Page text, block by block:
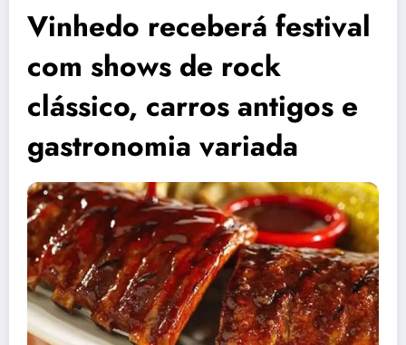
Vinhedo receberá festival
com shows de rock
clássico, carros antigos e
gastronomia variada